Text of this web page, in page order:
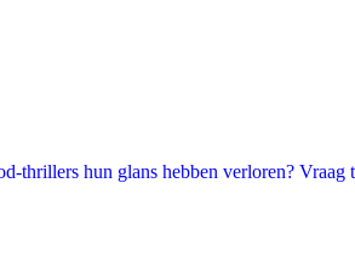
hun glans hebben verloren?